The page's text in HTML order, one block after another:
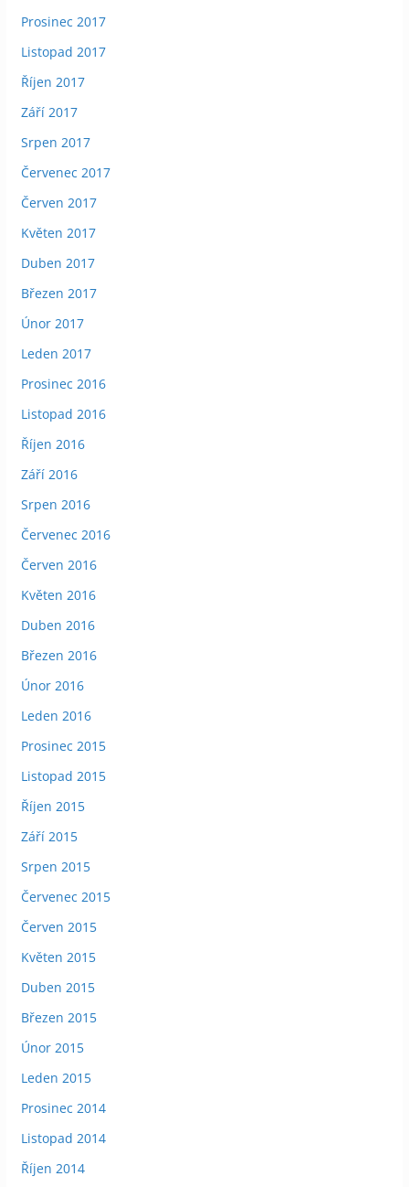
Prosinec 2017
Listopad 2017
Říjen 2017
Září 2017
Srpen 2017
Červenec 2017
Červen 2017
Květen 2017
Duben 2017
Březen 2017
Únor 2017
Leden 2017
Prosinec 2016
Listopad 2016
Říjen 2016
Září 2016
Srpen 2016
Červenec 2016
Červen 2016
Květen 2016
Duben 2016
Březen 2016
Únor 2016
Leden 2016
Prosinec 2015
Listopad 2015
Říjen 2015
Září 2015
Srpen 2015
Červenec 2015
Červen 2015
Květen 2015
Duben 2015
Březen 2015
Únor 2015
Leden 2015
Prosinec 2014
Listopad 2014
Říjen 2014